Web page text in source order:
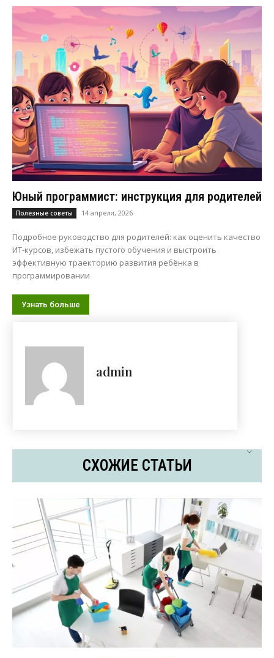
Юный программист: инструкция для родителей
Полезные советы 14 апреля, 2026
Подробное руководство для родителей: как оценить качество
ИТ-курсов, избежать пустого обучения и выстроить
эффективную траекторию развития ребёнка в
программировании
Узнать больше
admin
СХОЖИЕ СТАТЬИ